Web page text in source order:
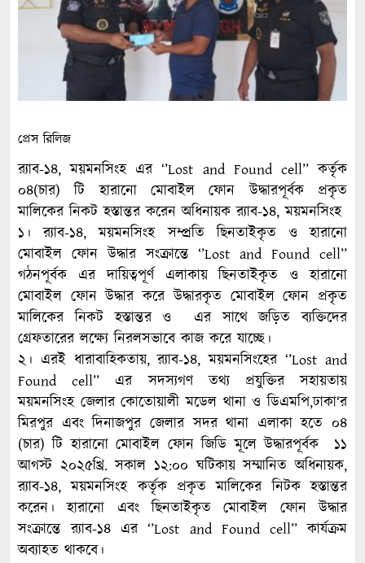
প্রেস রিলিজ
র‌্যাব-১৪, ময়মনসিংহ এর ‘’Lost and Found cell’’ কর্তৃক
০৪(চার) টি হারানো মোবাইল ফোন উদ্ধারপূর্বক প্রকৃত
মালিকের নিকট হস্তান্তর করেন অধিনায়ক র‌্যাব-১৪, ময়মনসিংহ
১। র‍্যাব-১৪, ময়মনসিংহ সম্প্রতি ছিনতাইকৃত ও হারানো
মোবাইল ফোন উদ্ধার সংক্রান্তে ‘’Lost and Found cell’’
গঠনপূর্বক এর দায়িত্বপূর্ণ এলাকায় ছিনতাইকৃত ও হারানো
মোবাইল ফোন উদ্ধার করে উদ্ধারকৃত মোবাইল ফোন প্রকৃত
মালিকের নিকট হস্তান্তর ও এর সাথে জড়িত ব্যক্তিদের
গ্রেফতারের লক্ষ্যে নিরলসভাবে কাজ করে যাচ্ছে।
২। এরই ধারাবাহিকতায়, র‌্যাব-১৪, ময়মনসিংহের ‘’Lost and
Found cell’’ এর সদস্যগণ তথ্য প্রযুক্তির সহায়তায়
ময়মনসিংহ জেলার কোতোয়ালী মডেল থানা ও ডিএমপি,ঢাকা‘র
মিরপুর এবং দিনাজপুর জেলার সদর থানা এলাকা হতে ০৪
(চার) টি হারানো মোবাইল ফোন জিডি মূলে উদ্ধারপূর্বক ১১
আগস্ট ২০২৫খ্রি. সকাল ১২:০০ ঘটিকায় সম্মানিত অধিনায়ক,
র‌্যাব-১৪, ময়মনসিংহ কর্তৃক প্রকৃত মালিকের নিটক হস্তান্তর
করেন। হারানো এবং ছিনতাইকৃত মোবাইল ফোন উদ্ধার
সংক্রান্তে র‌্যাব-১৪ এর ‘’Lost and Found cell’’ কার্যক্রম
অব্যাহত থাকবে।